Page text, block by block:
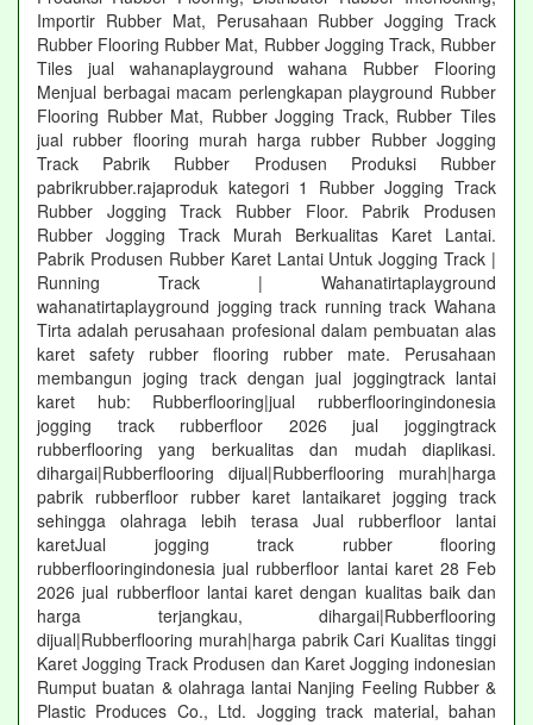
Importir Rubber Mat, Perusahaan Rubber Jogging Track
Rubber Flooring Rubber Mat, Rubber Jogging Track, Rubber
Tiles jual wahanaplayground wahana Rubber Flooring
Menjual berbagai macam perlengkapan playground Rubber
Flooring Rubber Mat, Rubber Jogging Track, Rubber Tiles
jual rubber flooring murah harga rubber Rubber Jogging
Track Pabrik Rubber Produsen Produksi Rubber
pabrikrubber.rajaproduk kategori 1 Rubber Jogging Track
Rubber Jogging Track Rubber Floor. Pabrik Produsen
Rubber Jogging Track Murah Berkualitas Karet Lantai.
Pabrik Produsen Rubber Karet Lantai Untuk Jogging Track |
Running Track | Wahanatirtaplayground
wahanatirtaplayground jogging track running track Wahana
Tirta adalah perusahaan profesional dalam pembuatan alas
karet safety rubber flooring rubber mate. Perusahaan
membangun joging track dengan jual joggingtrack lantai
karet hub: Rubberflooring|jual rubberflooringindonesia
jogging track rubberfloor 2026 jual joggingtrack
rubberflooring yang berkualitas dan mudah diaplikasi.
dihargai|Rubberflooring dijual|Rubberflooring murah|harga
pabrik rubberfloor rubber karet lantaikaret jogging track
sehingga olahraga lebih terasa Jual rubberfloor lantai
karetJual jogging track rubber flooring
rubberflooringindonesia jual rubberfloor lantai karet 28 Feb
2026 jual rubberfloor lantai karet dengan kualitas baik dan
harga terjangkau, dihargai|Rubberflooring
dijual|Rubberflooring murah|harga pabrik Cari Kualitas tinggi
Karet Jogging Track Produsen dan Karet Jogging indonesian
Rumput buatan & olahraga lantai Nanjing Feeling Rubber &
Plastic Produces Co., Ltd. Jogging track material, bahan